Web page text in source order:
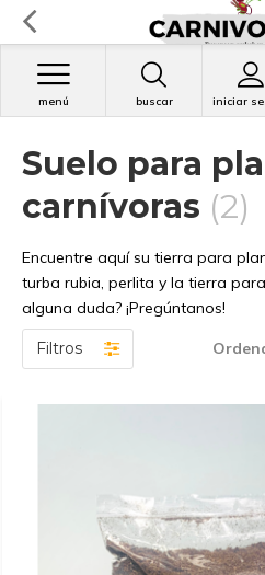
buscar iniciar
menú
Suelo para
carnívoras (2)
Encuentre aquí su tierra para
turba rubia, perlita y la tierra
alguna duda? ¡Pregúntanos!
Filtros